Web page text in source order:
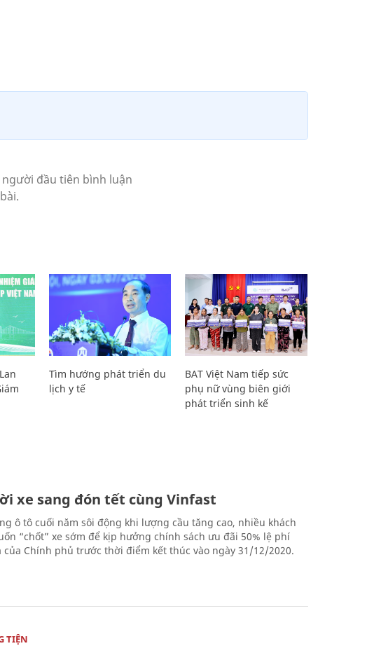
Tìm hướng phát triển du
lịch y tế
BAT Việt Nam tiếp sức
phụ nữ vùng biên giới
phát triển sinh kế
xe sang đón tết cùng Vinfast
ô tô cuối năm sôi động khi lượng cầu tăng cao, nhiều khách
“chốt” xe sớm để kịp hưởng chính sách ưu đãi 50% lệ phí
của Chính phủ trước thời điểm kết thúc vào ngày 31/12/2020.
TIỆN